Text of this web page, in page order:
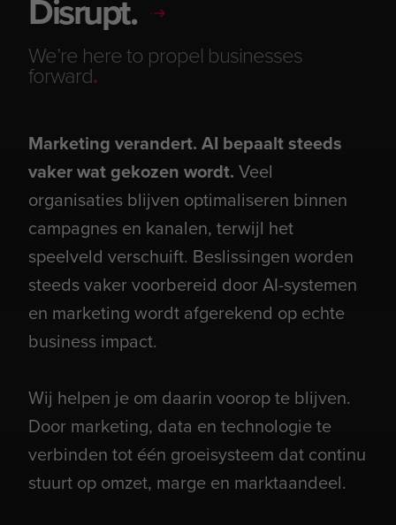
Disrupt.
We’re here to propel businesses
forward.
Marketing verandert. AI bepaalt steeds
vaker wat gekozen wordt. Veel
organisaties blijven optimaliseren binnen
campagnes en kanalen, terwijl het
speelveld verschuift. Beslissingen worden
steeds vaker voorbereid door AI-systemen
en marketing wordt afgerekend op echte
business impact.
Wij helpen je om daarin voorop te blijven.
Door marketing, data en technologie te
verbinden tot één groeisysteem dat continu
stuurt op omzet, marge en marktaandeel.